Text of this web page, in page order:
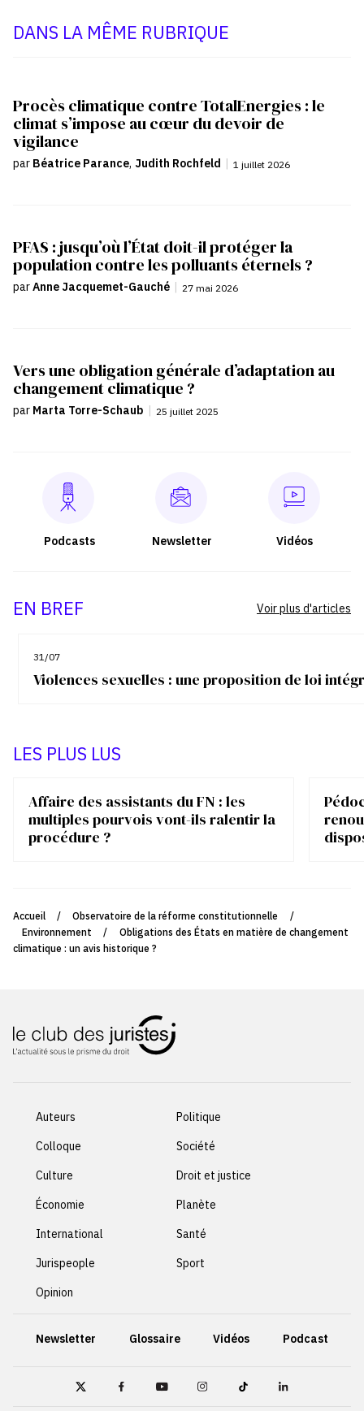
DANS LA MÊME RUBRIQUE
Procès climatique contre TotalEnergies : le
climat s’impose au cœur du devoir de
vigilance
par Béatrice Parance, Judith Rochfeld | 1 juillet 2026
PFAS : jusqu’où l’État doit-il protéger la
population contre les polluants éternels ?
parAnne Jacquemet-Gauché | 27 mai 2026
Vers une obligation générale d’adaptation au
changement climatique ?
par Marta Torre-Schaub | 25 juillet 2025
Podcasts Newsletter Vidéos
EN BREF
31/07
Violences sexuelles : une proposition de loi
Voir plus d'articles
LES PLUS LUS
Affaire des assistants du FN : les
multiples pourvois vont-ils ralentir la
procédure ?
Accueil / Observatoire de la réforme constitutionnelle
/
Environnement
/
Obligations des États en matière de changement
climatique : un avis historique ?
Auteurs
Colloque
Culture
Économie
International
Jurispeople
Opinion
Politique
Société
Droit et justice
Planète
Santé
Sport
Newsletter Glossaire Vidéos Podcast